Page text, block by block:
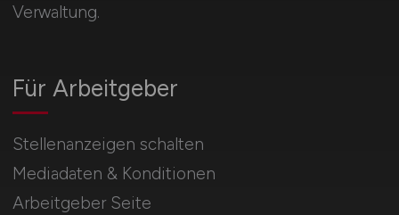
Verwaltung.
Für Arbeitgeber
Stellenanzeigen schalten
Mediadaten & Konditionen
Arbeitgeber Seite